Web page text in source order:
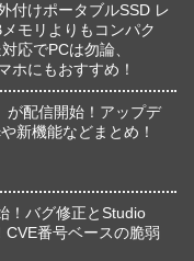
付けポータブルSSD レ
モリよりもコンパク
応でPCは勿論、
ホにもおすすめ！
が配信開始！アップデ
新機能などまとめ！
！バグ修正とStudio
CVE番号ベースの脆弱